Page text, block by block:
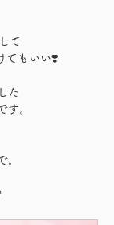
て
もいい❣️
た
す。
。